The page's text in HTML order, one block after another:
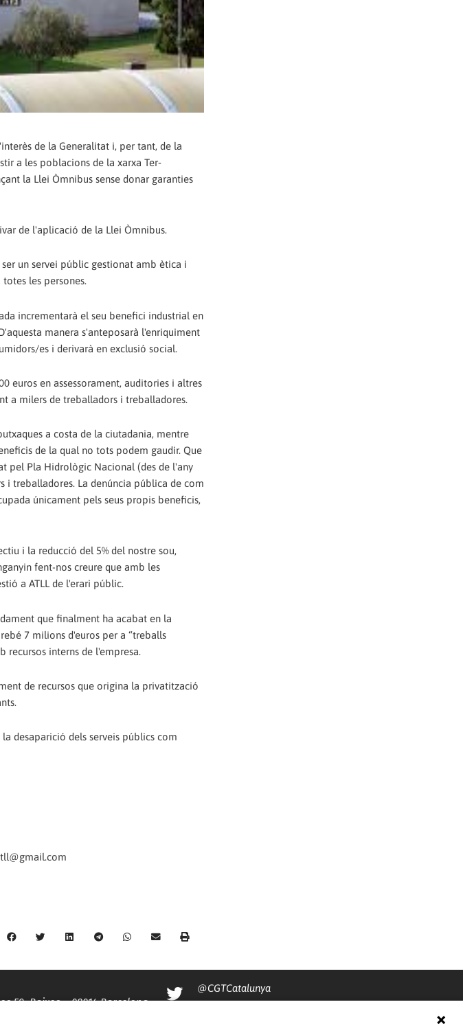
de la Generalitat i, per tant, de la
a les poblacions de la xarxa Ter‐
la Llei Òmnibus sense donar garanties
de l'aplicació de la Llei Òmnibus.
un servei públic gestionat amb ètica i
les persones.
incrementarà el seu benefici industrial en
manera s'anteposarà l'enriquiment
es i derivarà en exclusió social.
euros en assessorament, auditories i altres
a milers de treballadors i treballadores.
a costa de la ciutadania, mentre
de la qual no tots podem gaudir. Que
pel Pla Hidrològic Nacional (des de l'any
i treballadores. La denúncia pública de com
únicament pels seus propis beneficis,
i la reducció del 5% del nostre sou,
fent-nos creure que amb les
a ATLL de l'erari públic.
que finalment ha acabat en la
7 milions d'euros per a “treballs
recursos interns de l'empresa.
de recursos que origina la privatització
desaparició dels serveis públics com
59, Baixos – 08014 Barcelona
@CGTCatalunya